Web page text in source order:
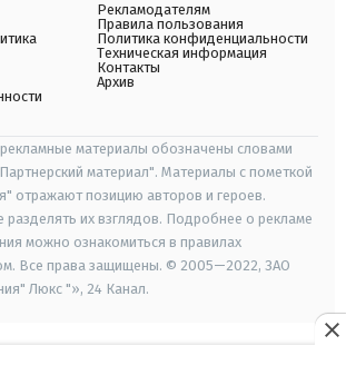
Рекламодателям
Правила пользования
Политика конфиденциальности
Техническая информация
Контакты
Архив
материалы обозначены словами
материал". Материалы с пометкой
отражают позицию авторов и героев.
разделять их взглядов. Подробнее о рекламе
можно ознакомиться в правилах
Все права защищены. © 2005—2022, ЗАО
Люкс "», 24 Канал.